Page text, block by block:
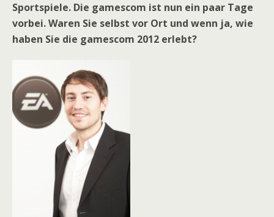
Sportspiele. Die gamescom ist nun ein paar Tage
vorbei. Waren Sie selbst vor Ort und wenn ja, wie
haben Sie die gamescom 2012 erlebt?